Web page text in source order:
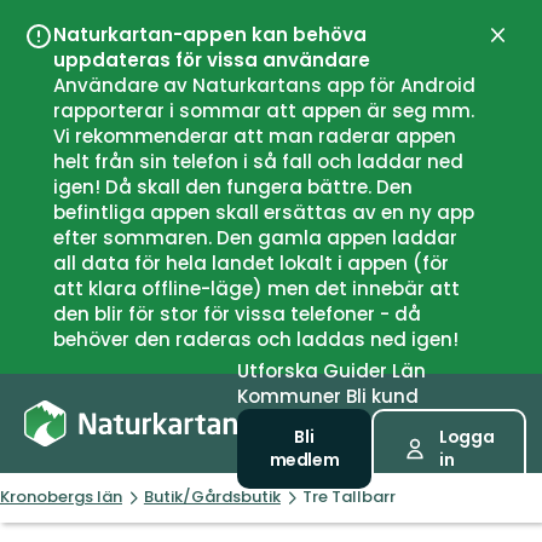
Naturkartan-appen kan behöva
uppdateras för vissa användare
Användare av Naturkartans app för Android
rapporterar i sommar att appen är seg mm.
Vi rekommenderar att man raderar appen
helt från sin telefon i så fall och laddar ned
igen! Då skall den fungera bättre. Den
befintliga appen skall ersättas av en ny app
efter sommaren. Den gamla appen laddar
all data för hela landet lokalt i appen (för
att klara offline-läge) men det innebär att
den blir för stor för vissa telefoner - då
behöver den raderas och laddas ned igen!
UtforskaGuiderLän
Kommuner Bli kund
Bli
medlem
Logga
in
Kronobergs län Butik/Gårdsbutik Tre Tallbarr